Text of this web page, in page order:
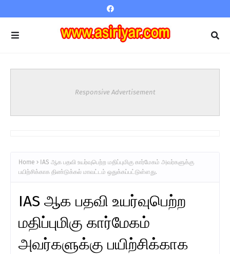
Responsive Advertisement
Home
IAS ஆக பதவி உயர்வுபெற்ற மதிப்புமிகு கார்மேகம் அவர்களுக்கு
பயிற்சிக்காக திண்டுக்கல் மாவட்டம் ஒதுக்கப்பட்டுள்ளது.
IAS ஆக பதவி உயர்வுபெற்ற
மதிப்புமிகு கார்மேகம்
அவர்களுக்கு பயிற்சிக்காக